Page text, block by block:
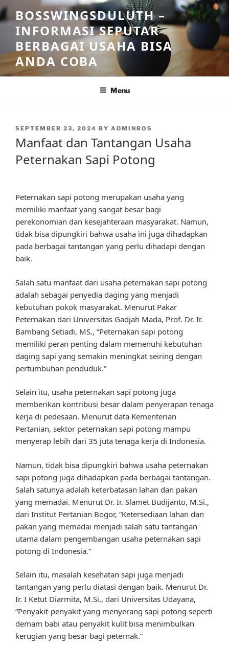
Skip
to
content
BOSSWINGSDULUTH –
INFORMASI SEPUTAR
BERBAGAI USAHA BISA
ANDA COBA
Menu
POSTED
SEPTEMBER 23, 2024 BY ADMINBOS
Manfaat dan Tantangan Usaha
Peternakan Sapi Potong
Peternakan sapi potong merupakan usaha yang
memiliki manfaat yang sangat besar bagi
perekonomian dan kesejahteraan masyarakat. Namun,
tidak bisa dipungkiri bahwa usaha ini juga dihadapkan
pada berbagai tantangan yang perlu dihadapi dengan
baik.
Salah satu manfaat dari usaha peternakan sapi potong
adalah sebagai penyedia daging yang menjadi
kebutuhan pokok masyarakat. Menurut Pakar
Peternakan dari Universitas Gadjah Mada, Prof. Dr. Ir.
Bambang Setiadi, MS., “Peternakan sapi potong
memiliki peran penting dalam memenuhi kebutuhan
daging sapi yang semakin meningkat seiring dengan
pertumbuhan penduduk.”
Selain itu, usaha peternakan sapi potong juga
memberikan kontribusi besar dalam penyerapan tenaga
kerja di pedesaan. Menurut data Kementerian
Pertanian, sektor peternakan sapi potong mampu
menyerap lebih dari 35 juta tenaga kerja di Indonesia.
Namun, tidak bisa dipungkiri bahwa usaha peternakan
sapi potong juga dihadapkan pada berbagai tantangan.
Salah satunya adalah keterbatasan lahan dan pakan
yang memadai. Menurut Dr. Ir. Slamet Budijanto, M.Si.,
dari Institut Pertanian Bogor, “Ketersediaan lahan dan
pakan yang memadai menjadi salah satu tantangan
utama dalam pengembangan usaha peternakan sapi
potong di Indonesia.”
Selain itu, masalah kesehatan sapi juga menjadi
tantangan yang perlu diatasi dengan baik. Menurut Dr.
Ir. I Ketut Diarmita, M.Si., dari Universitas Udayana,
“Penyakit-penyakit yang menyerang sapi potong seperti
demam babi atau penyakit kulit bisa menimbulkan
kerugian yang besar bagi peternak.”